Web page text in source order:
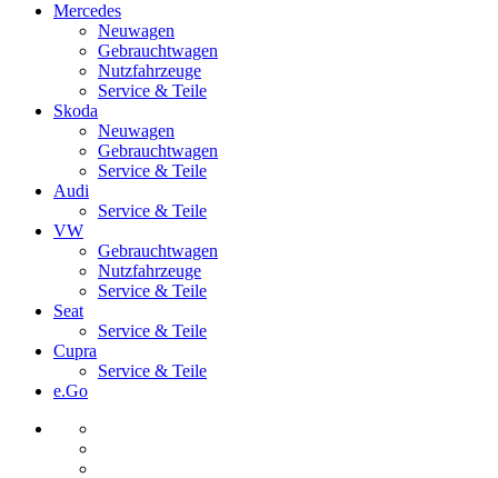
Mercedes
Neuwagen
Gebrauchtwagen
Nutzfahrzeuge
Service & Teile
Skoda
Neuwagen
Gebrauchtwagen
Service & Teile
Audi
Service & Teile
VW
Gebrauchtwagen
Nutzfahrzeuge
Service & Teile
Seat
Service & Teile
Cupra
Service & Teile
e.Go